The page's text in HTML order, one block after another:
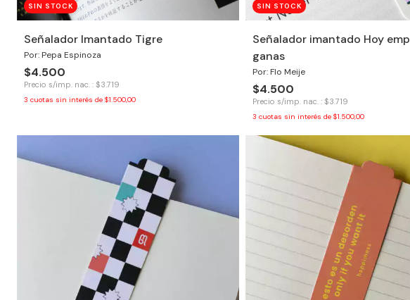
SIN STOCK
Señalador Imantado Tigre
Por: Pepa Espinoza
$4.500
Precio s/imp. nac. : $3.719
3 cuotas sin interés de $1.500,00
SIN STOCK
Señalador imantado Hoy
ganas
Por: Flo Meije
$4.500
Precio s/imp. nac. : $3.719
3 cuotas sin interés de $1.500,00